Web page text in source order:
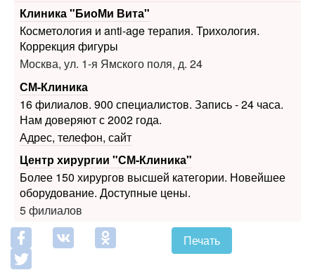
Москва, ул. 1-я Ямского поля, д. 24
СМ-Клиника
16 филиалов. 900 специалистов. Запись - 24 часа.
Адрес, телефон, сайт
Центр хирургии "СМ-Клиника"
Более 150 хирургов высшей категории. Новейшее
оборудование. Доступные цены.
5 филиалов
Печать
Похожие статьи